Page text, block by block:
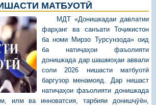
МАТБУОТӢ
МДТ «Донишкадаи давлатии
фарҳанг ва санъати Тоҷикистон
ба номи Мирзо Турсунзода» оид
ба натиҷаҳои фаъолияти
донишкада дар шашмоҳаи аввали
соли 2026 нишасти матбуотӣ
баргузор менамояд. Дар нишаст
натиҷаҳои фаъолияти донишкада
илм ва инноватсия, тарбияи донишҷӯён,